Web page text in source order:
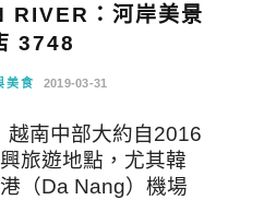
RIVER：河岸美景
3748
美食 2019-03-31
南中部大約自2016
旅遊地點，尤其韓
（Da Nang）機場